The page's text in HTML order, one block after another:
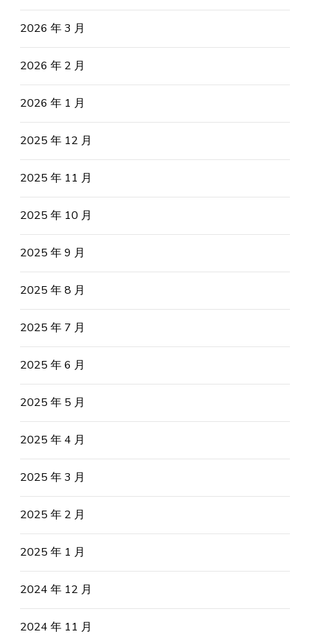
2026 年 3 月
2026 年 2 月
2026 年 1 月
2025 年 12 月
2025 年 11 月
2025 年 10 月
2025 年 9 月
2025 年 8 月
2025 年 7 月
2025 年 6 月
2025 年 5 月
2025 年 4 月
2025 年 3 月
2025 年 2 月
2025 年 1 月
2024 年 12 月
2024 年 11 月